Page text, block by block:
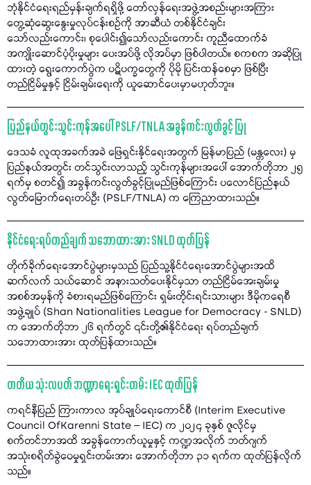
ဘုံနိုင်ငံရေးရည်မှန်းချက်ရရှိဖို့ တော်လှန်ရေးအဖွဲ့အစည်းများအကြား
တွေ့ဆုံဆွေးနွေးမှုလုပ်ငန်းစဥ်ကို အာဆီယံ တစ်နိုင်ငံချင်း
သော်လည်းကောင်း၊ စုပေါင်း၍သော်လည်းကောင်း ကူညီထောက်ခံ
အကျိုးဆောင်ပံ့ပိုးမှုများ ပေးအပ်ဖို့ လိုအပ်မှာ ဖြစ်ပါတယ်။ စကစက အဆိုပြု
ထားတဲ့ ရွေးကောက်ပွဲက ပဋိပက္ခတွေကို ပိုမို ပြင်းထန်စေမှာ ဖြစ်ပြီး
တည်ငြိမ်မှုနှင့် ငြိမ်းချမ်းရေးကို ယူဆောင်ပေးမှာမဟုတ်ဘူး။
ပြည်နယ်တွင်းသွင်းကုန်အပေါ် PSLF/TNLA အခွန်ကင်းလွတ်ခွင့် ပြု
ဒေသခံ လူထုအခက်အခဲ ဖြေရှင်းနိုင်ရေးအတွက် မြန်မာပြည် (မန္တလေး) မှ
ပြည်နယ်အတွင်း တင်သွင်းလာသည့် သွင်းကုန်များအပေါ် အောက်တိုဘာ ၂၅
ရက်မှ စတင်၍ အခွန်ကင်းလွတ်ခွင့်ပြုမည်ဖြစ်ကြောင်း ပလောင်ပြည်နယ်
လွတ်မြောက်ရေးတပ်ဦး (PSLF/TNLA) က ကြေညာထားသည်။
နိုင်ငံရေးရပ်တည်ချက် သဘောထားအား SNLD ထုတ်ပြန်
တိုက်ခိုက်ရေးအောင်ပွဲများမှသည် ပြည်သူ့နိုင်ငံရေးအောင်ပွဲများအထိ
ဆက်လက် သယ်ဆောင် အနားသတ်ပေးနိုင်မှသာ တည်ငြိမ်အေးချမ်းမှု
အစစ်အမှန်ကို ခံစားရမည်ဖြစ်ကြောင်း ရှမ်းတိုင်းရင်းသားများ ဒီမိုကရေစီ
အဖွဲ့ချုပ် (Shan Nationalities League for Democracy - SNLD)
က အောက်တိုဘာ ၂၆ ရက်တွင် ၎င်းတို့၏နိုင်ငံရေး ရပ်တည်ချက်
သဘောထားအား ထုတ်ပြန်ထားသည်။
တတိယ သုံးလပတ် ဘဏ္ဍာရေးရှင်းတမ်း IEC ထုတ်ပြန်
ကရင်နီပြည် ကြားကာလ အုပ်ချုပ်ရေးကောင်စီ (Interim Executive
Council OfKarenni State – IEC) က ၂၀၂၄ ခုနှစ် ဇူလိုင်မှ
စက်တင်ဘာအထိ အခွန်ကောက်ယူမှုနှင့် ကဏ္ဍအလိုက် ဘတ်ဂျက်
အသုံးစရိတ်ခွဲဝေမှုရှင်းတမ်းအား အောက်တိုဘာ ၃၁ ရက်က ထုတ်ပြန်လိုက်
သည်။